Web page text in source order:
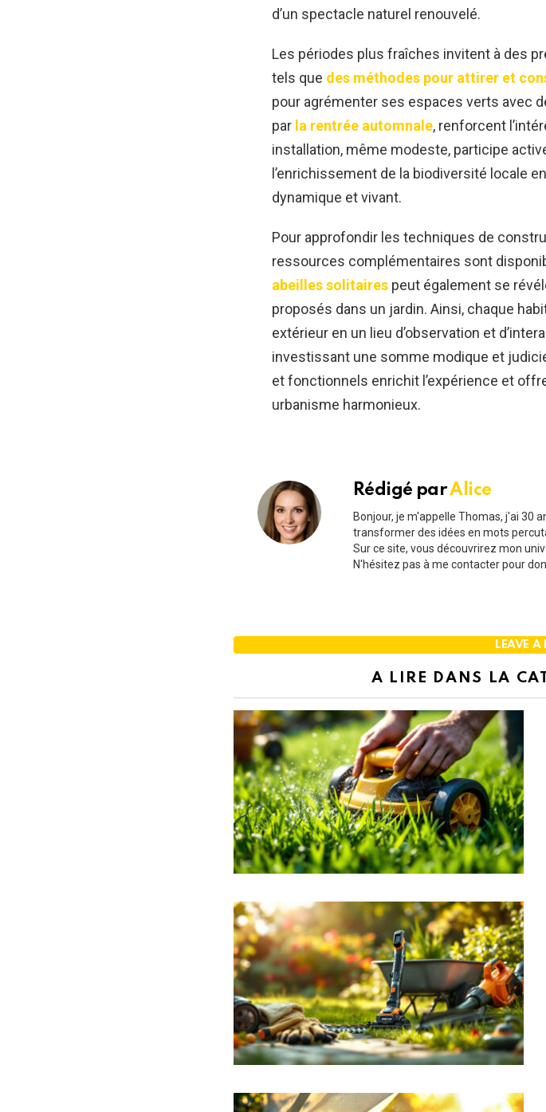
d’un spectacle naturel renouvelé.
Les périodes plus fraîches invitent à des
tels que des méthodes pour attirer et
pour agrémenter ses espaces verts avec
par la rentrée automnale, renforcent
installation, même modeste, participe
l’enrichissement de la biodiversité locale
dynamique et vivant.
Pour approfondir les techniques de
ressources complémentaires sont
abeilles solitaires peut également se
proposés dans un jardin. Ainsi, chaque
extérieur en un lieu d’observation et
investissant une somme modique et
et fonctionnels enrichit l’expérience et
urbanisme harmonieux.
Rédigé parAlice
Bonjour, je m'appelle Thomas, j'ai 30
transformer des idées en mots
Sur ce site, vous découvrirez mon
N'hésitez pas à me contacter pour
LEAVE A
A LIRE DANS LA